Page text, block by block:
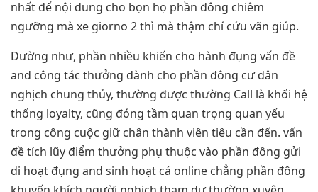
nhất để nội dung cho bọn họ phần đông chiêm
ngưỡng mà xe giorno 2 thì mà thậm chí cứu vãn giúp.
Dường như, phần nhiều khiến cho hành đụng vấn đề
and công tác thưởng dành cho phần đông cư dân
nghịch chung thủy, thường được thường Call là khối hệ
thống loyalty, cũng đóng tầm quan trọng quan yếu
trong công cuộc giữ chân thành viên tiêu cần đến. vấn
đề tích lũy điểm thưởng phụ thuộc vào phần đông gửi
di hoạt đụng and sinh hoạt cá online chẳng phần đông